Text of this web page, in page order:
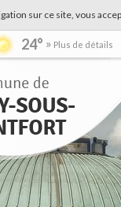
sur ce site, vous
24° Plus de détails